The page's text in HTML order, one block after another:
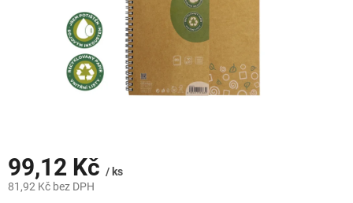
99,12 Kč / ks
81,92 Kč bez DPH